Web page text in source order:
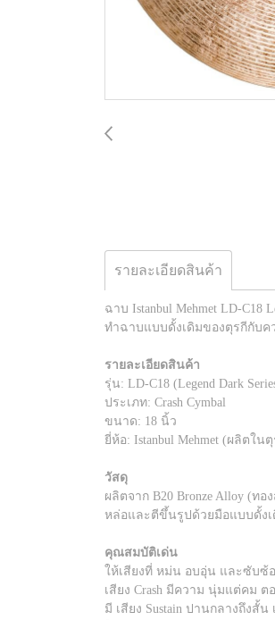
รายละเอียดสินค้า
ฉาบ Istanbul Mehmet LD-
ทำฉาบแบบดั้งเดิมของตุรกีกับค
รายละเอียดสินค้า
รุ่น: LD-C18 (Legend Dark
ประเภท: Crash Cymbal
ขนาด: 18 นิ้ว
ยี่ห้อ: Istanbul Mehmet (ผลิตใน
วัสดุ
ผลิตจาก B20 Bronze Alloy (ท
หล่อและตีขึ้นรูปด้วยมือแบบดั้งเ
คุณสมบัติเด่น
ให้เสียงที่ หม่น อบอุ่น และซับซ้
เสียง Crash มีความ นุ่มแต่คม
มี เสียง Sustain ปานกลางถึง